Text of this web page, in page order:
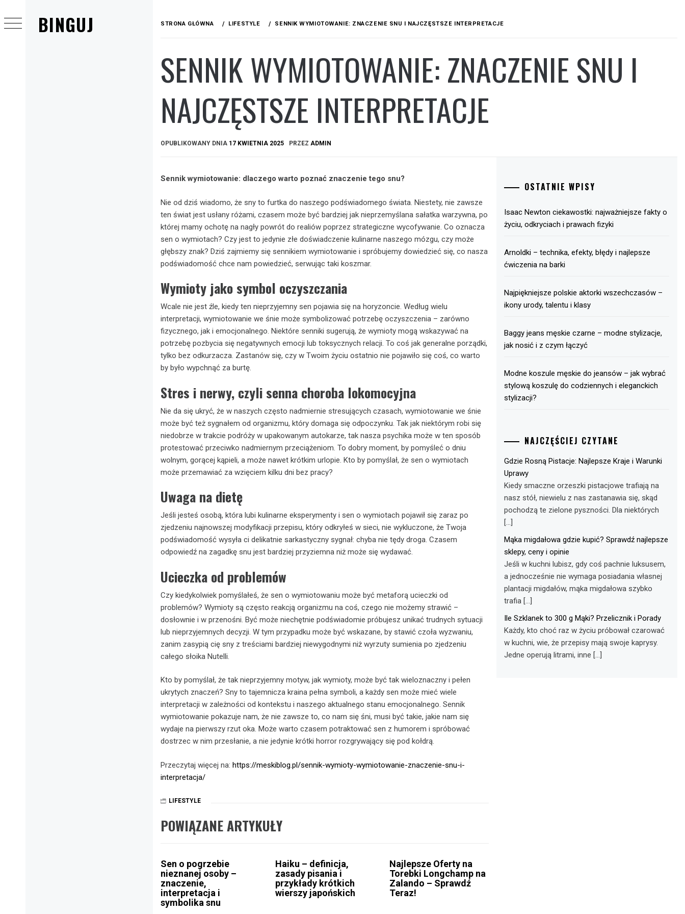
BINGUJ
do
treści
STRONA GŁÓWNA LIFESTYLE SENNIK WYMIOTOWANIE: ZNACZENIE SNU I NAJCZĘSTSZE INTERPRETACJE
SENNIK WYMIOTOWANIE: ZNACZENIE SNU I
NAJCZĘSTSZE INTERPRETACJE
OPUBLIKOWANY DNIA 17 KWIETNIA 2025 PRZEZ ADMIN
Sennik wymiotowanie: dlaczego warto poznać znaczenie tego snu?
Nie od dziś wiadomo, że sny to furtka do naszego podświadomego świata. Niestety, nie zawsze
ten świat jest usłany różami, czasem może być bardziej jak nieprzemyślana sałatka warzywna, po
której mamy ochotę na nagły powrót do realiów poprzez strategiczne wycofywanie. Co oznacza
sen o wymiotach? Czy jest to jedynie złe doświadczenie kulinarne naszego mózgu, czy może
głębszy znak? Dziś zajmiemy się sennikiem wymiotowanie i spróbujemy dowiedzieć się, co nasza
podświadomość chce nam powiedzieć, serwując taki koszmar.
Wymioty jako symbol oczyszczania
Wcale nie jest źle, kiedy ten nieprzyjemny sen pojawia się na horyzoncie. Według wielu
interpretacji, wymiotowanie we śnie może symbolizować potrzebę oczyszczenia – zarówno
fizycznego, jak i emocjonalnego. Niektóre senniki sugerują, że wymioty mogą wskazywać na
potrzebę pozbycia się negatywnych emocji lub toksycznych relacji. To coś jak generalne porządki,
tylko bez odkurzacza. Zastanów się, czy w Twoim życiu ostatnio nie pojawiło się coś, co warto
by było wypchnąć za burtę.
Stres i nerwy, czyli senna choroba lokomocyjna
Nie da się ukryć, że w naszych często nadmiernie stresujących czasach, wymiotowanie we śnie
może być też sygnałem od organizmu, który domaga się odpoczynku. Tak jak niektórym robi się
niedobrze w trakcie podróży w upakowanym autokarze, tak nasza psychika może w ten sposób
protestować przeciwko nadmiernym przeciążeniom. To dobry moment, by pomyśleć o dniu
wolnym, gorącej kąpieli, a może nawet krótkim urlopie. Kto by pomyślał, że sen o wymiotach
może przemawiać za wzięciem kilku dni bez pracy?
Uwaga na dietę
Jeśli jesteś osobą, która lubi kulinarne eksperymenty i sen o wymiotach pojawił się zaraz po
zjedzeniu najnowszej modyfikacji przepisu, który odkryłeś w sieci, nie wykluczone, że Twoja
podświadomość wysyła ci delikatnie sarkastyczny sygnał: chyba nie tędy droga. Czasem
odpowiedź na zagadkę snu jest bardziej przyziemna niż może się wydawać.
Ucieczka od problemów
Czy kiedykolwiek pomyślałeś, że sen o wymiotowaniu może być metaforą ucieczki od
problemów? Wymioty są często reakcją organizmu na coś, czego nie możemy strawić –
dosłownie i w przenośni. Być może niechętnie podświadomie próbujesz unikać trudnych sytuacji
lub nieprzyjemnych decyzji. W tym przypadku może być wskazane, by stawić czoła wyzwaniu,
zanim zasypią cię sny z treściami bardziej niewygodnymi niż wyrzuty sumienia po zjedzeniu
całego słoika Nutelli.
Kto by pomyślał, że tak nieprzyjemny motyw, jak wymioty, może być tak wieloznaczny i pełen
ukrytych znaczeń? Sny to tajemnicza kraina pełna symboli, a każdy sen może mieć wiele
interpretacji w zależności od kontekstu i naszego aktualnego stanu emocjonalnego. Sennik
wymiotowanie pokazuje nam, że nie zawsze to, co nam się śni, musi być takie, jakie nam się
wydaje na pierwszy rzut oka. Może warto czasem potraktować sen z humorem i spróbować
dostrzec w nim przesłanie, a nie jedynie krótki horror rozgrywający się pod kołdrą.
Przeczytaj więcej na: https://meskiblog.pl/sennik-wymioty-wymiotowanie-znaczenie-snu-i-
interpretacja/
LIFESTYLE
POWIĄZANE ARTYKUŁY
Sen o pogrzebie
nieznanej osoby –
znaczenie,
interpretacja i
symbolika snu
Haiku – definicja,
zasady pisania i
przykłady krótkich
wierszy japońskich
Najlepsze Oferty na
Torebki Longchamp na
Zalando – Sprawdź
Teraz!
OSTATNIE WPISY
Isaac Newton ciekawostki: najważniejsze fakty o
życiu, odkryciach i prawach fizyki
Arnoldki – technika, efekty, błędy i najlepsze
ćwiczenia na barki
Najpiękniejsze polskie aktorki wszechczasów –
ikony urody, talentu i klasy
Baggy jeans męskie czarne – modne stylizacje,
jak nosić i z czym łączyć
Modne koszule męskie do jeansów – jak wybrać
stylową koszulę do codziennych i eleganckich
stylizacji?
NAJCZĘŚCIEJ CZYTANE
Gdzie Rosną Pistacje: Najlepsze Kraje i Warunki
Uprawy
Kiedy smaczne orzeszki pistacjowe trafiają na
nasz stół, niewielu z nas zastanawia się, skąd
pochodzą te zielone pyszności. Dla niektórych
[…]
Mąka migdałowa gdzie kupić? Sprawdź najlepsze
sklepy, ceny i opinie
Jeśli w kuchni lubisz, gdy coś pachnie luksusem,
a jednocześnie nie wymaga posiadania własnej
plantacji migdałów, mąka migdałowa szybko
trafia […]
Ile Szklanek to 300 g Mąki? Przelicznik i Porady
Każdy, kto choć raz w życiu próbował czarować
w kuchni, wie, że przepisy mają swoje kaprysy.
Jedne operują litrami, inne […]